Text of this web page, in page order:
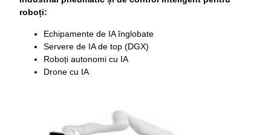
roboți:
Echipamente de IA înglobate
Servere de IA de top (DGX)
Roboți autonomi cu IA
Drone cu IA